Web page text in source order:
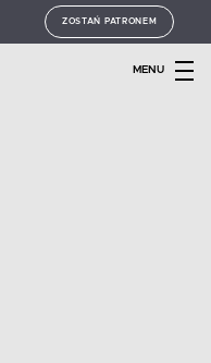
ZOSTAŃ PATRONEM
MENU